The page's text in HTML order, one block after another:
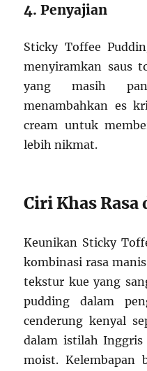
4. Penyajian
Sticky Toffee
menyiramkan saus
yang masih
menambahkan es
cream untuk
lebih nikmat.
Ciri Khas
Keunikan Sticky
kombinasi rasa
tekstur kue yang
pudding dalam
cenderung kenyal
dalam istilah Inggris
moist. Kelembapan